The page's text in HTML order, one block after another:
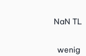
NaN TL
wenig